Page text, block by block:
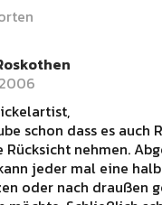
schon dass es auch
nehmen.
jeder mal eine
oder nach draußen